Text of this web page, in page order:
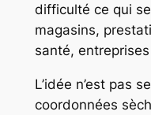
difficulté ce qui
magasins,
santé,
L’idée n’est pas
coordonnées